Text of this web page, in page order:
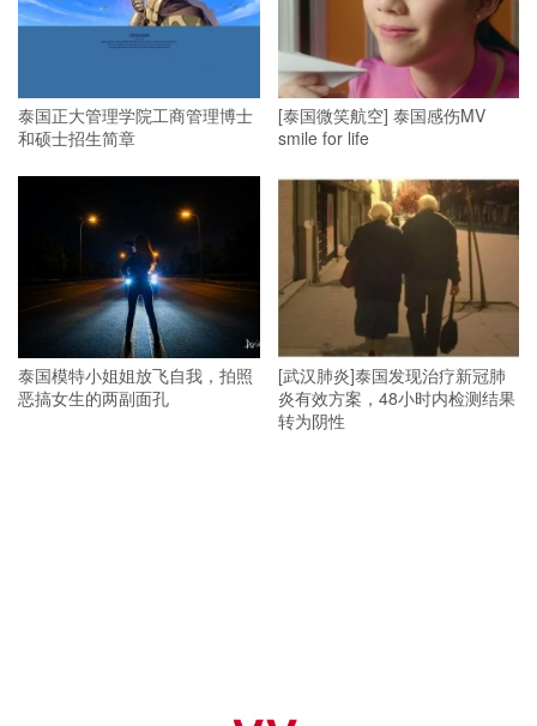
泰国正大管理学院工商管理博士
和硕士招生简章
[泰国微笑航空] 泰国感伤MV
smile for life
泰国模特小姐姐放飞自我，拍照
恶搞女生的两副面孔
[武汉肺炎]泰国发现治疗新冠肺
炎有效方案，48小时内检测结果
转为阴性